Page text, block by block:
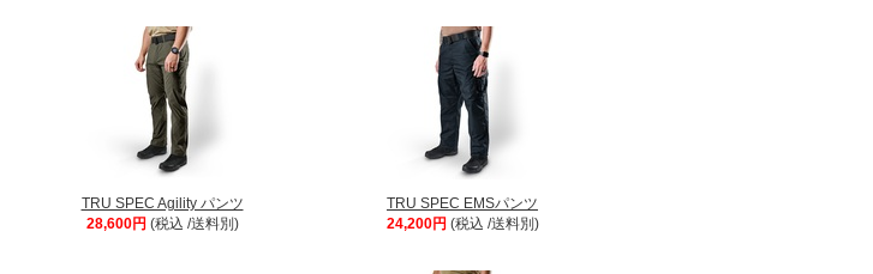
TRU SPEC Agility パンツ
28,600円 (税込 /送料別)
TRU SPEC EMSパンツ
24,200円 (税込 /送料別)